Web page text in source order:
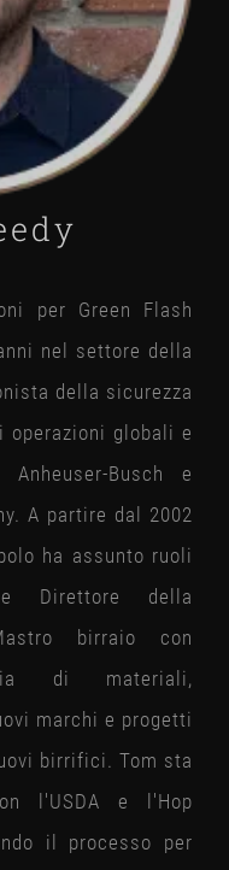
per Green Flash
nel settore della
della sicurezza
operazioni globali e
Busch e
A partire dal 2002
ha assunto ruoli
Direttore della
birraio con
di materiali,
marchi e progetti
birrifici. Tom sta
l'USDA e l'Hop
il processo per